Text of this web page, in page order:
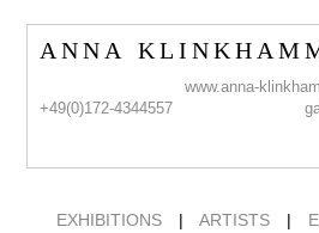
A N N A K L I N K H A M
www.anna-
+49(0)172-4344557
EXHIBITIONS | ARTISTS |